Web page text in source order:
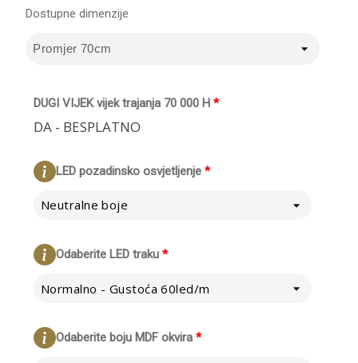
*
DUGI VIJEK vijek trajanja 70 000 H
DA - BESPLATNO
*
LED pozadinsko osvjetljenje
Neutralne boje
*
Odaberite LED traku
Normalno - Gustoća 60led/m
*
Odaberite boju MDF okvira
Dostupne dimenzije